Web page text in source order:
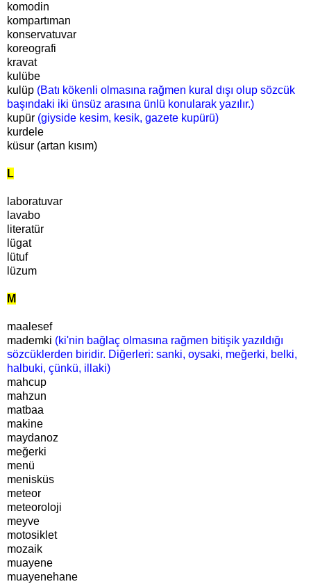
komodin
kompartıman
konservatuvar
koreografi
kravat
kulübe
kulüp (Batı kökenli olmasına rağmen kural dışı olup sözcük
başındaki iki ünsüz arasına ünlü konularak yazılır.)
kupür (giyside kesim, kesik, gazete kupürü)
kurdele
küsur (artan kısım)
L
laboratuvar
lavabo
literatür
lügat
lütuf
lüzum
M
maalesef
mademki (ki'nin bağlaç olmasına rağmen bitişik yazıldığı
sözcüklerden biridir. Diğerleri: sanki, oysaki, meğerki, belki,
halbuki, çünkü, illaki)
mahcup
mahzun
matbaa
makine
maydanoz
meğerki
menü
menisküs
meteor
meteoroloji
meyve
motosiklet
mozaik
muayene
muayenehane